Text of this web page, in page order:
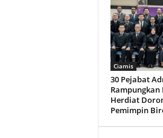
Ciamis
30 Pejabat
Rampungkan
Herdiat
Pemimpin